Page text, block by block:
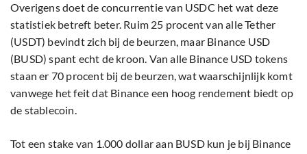
Overigens doet de concurrentie van USDC het wat deze
statistiek betreft beter. Ruim 25 procent van alle Tether
(USDT) bevindt zich bij de beurzen, maar Binance USD
(BUSD) spant echt de kroon. Van alle Binance USD tokens
staan er 70 procent bij de beurzen, wat waarschijnlijk komt
vanwege het feit dat Binance een hoog rendement biedt op
de stablecoin.
Tot een stake van 1.000 dollar aan BUSD kun je bij Binance